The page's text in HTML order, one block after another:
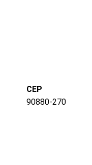
CEP
90880-270